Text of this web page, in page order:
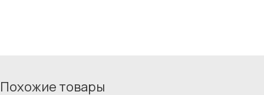
Похожие товары